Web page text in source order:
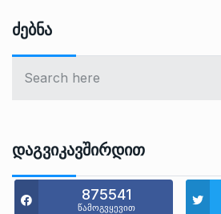
Ძებნა
Დაგვიკავშირდით
875541
წამოგვყევით